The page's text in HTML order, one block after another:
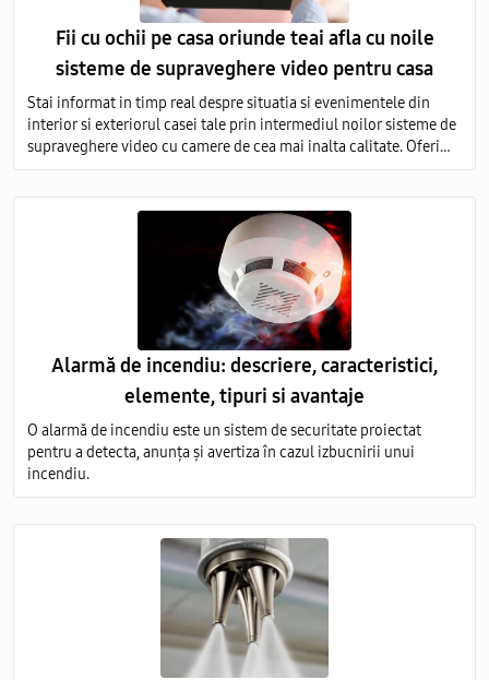
Fii cu ochii pe casa oriunde teai afla cu noile
sisteme de supraveghere video pentru casa
Stai informat in timp real despre situatia si evenimentele din
interior si exteriorul casei tale prin intermediul noilor sisteme de
supraveghere video cu camere de cea mai inalta calitate. Oferim
servicii de vanzare si montare a echipamentelor de monitorizare
Alarmă de incendiu: descriere, caracteristici,
elemente, tipuri si avantaje
O alarmă de incendiu este un sistem de securitate proiectat
pentru a detecta, anunța și avertiza în cazul izbucnirii unui
incendiu.